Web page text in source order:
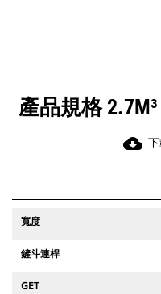
產品規格
cloud_download
寬度
鏟斗連桿
GET